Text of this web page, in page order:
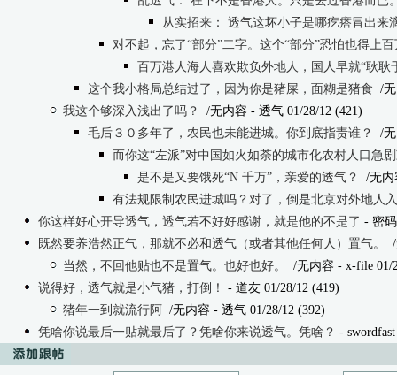
从实招来： 透气这坏小子是哪疙瘩冒出来
对不起，忘了“部分”二字。这个“部分”恐怕也得上
百万港人海人喜欢欺负外地人，国人早就“耿耿
这个我小格局总结过了，因为你是猪屎，面糊是猪食 /
我这个够深入浅出了吗？
/无内容 - 透气 01/28/12 (421)
毛后３０多年了，农民也未能进城。你到底指责谁？
/
而你这“左派”对中国如火如荼的城市化农村人口急
是不是又要饿死“N 千万”，亲爱的透气？
/无内
有法规限制农民进城吗？对了，倒是北京对外地人
你这样好心开导透气，透气若不好好感谢，就是他的不是了 - 密
既然要养浩然正气，那就不必和透气（或者其他任何人）置气。
当然，不回他贴也不是置气。也好也好。
/无内容 - x-file 01/
说得好，透气就是小气猪，打倒！
- 道友 01/28/12 (419)
猪年一到就流行阿
/无内容 - 透气 01/28/12 (392)
凭啥你说最后一贴就最后了？凭啥你来说透气。凭啥？ -